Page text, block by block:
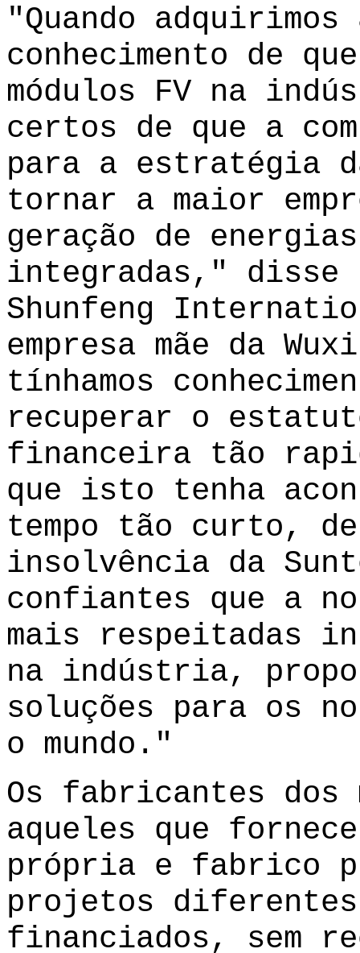
"Quando
conhecimento de
módulos FV na
certos de que a
para a estratégia
tornar a maior
geração de
integradas," disse
Shunfeng
empresa mãe da
tínhamos
recuperar o
financeira tão
que isto tenha
tempo tão curto,
insolvência da
confiantes que a
mais respeitadas
na indústria,
soluções para os
o mundo."
Os fabricantes dos
aqueles que
própria e fabrico
projetos
financiados, sem